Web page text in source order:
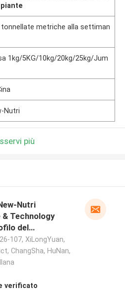
tonnellate metriche alla settiman
1kg/5KG/10kg/20kg/25kg/Jum
Nutri
più
Nutri
Technology
del
107, XiLongYuan,
ChangSha, HuNan,
verificato